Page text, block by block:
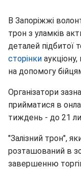
В Запоріжжі
трон з уламків
деталей підбитої
сторінки
на допомогу
Організатори
прийматися в
тиждень - до 21
"Залізний трон",
розташований в
завершенню